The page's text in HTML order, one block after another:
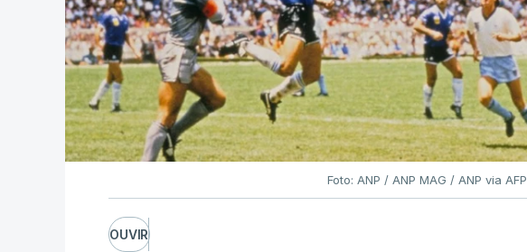
Foto: ANP / ANP MAG / ANP via AFP
OUVIR